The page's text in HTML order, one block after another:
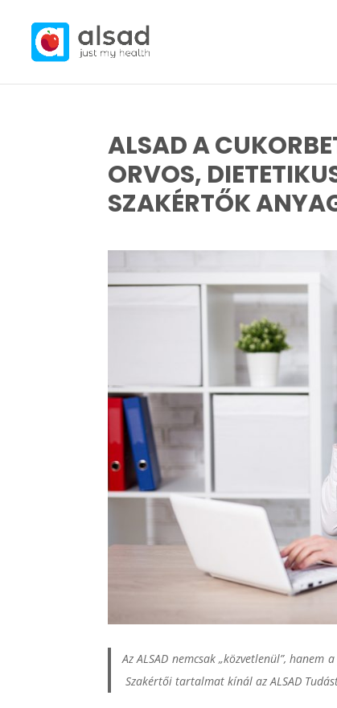
ALSAD A
ORVOS,
SZAKÉRTŐK
Az ALSAD nemcsak „közvetlenül”,
Szakértői tartalmat kínál az ALSAD